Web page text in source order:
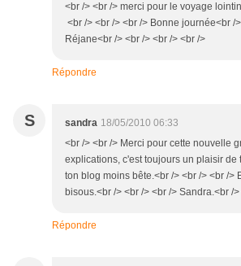
<br /> <br /> merci pour le voyage
<br /> <br /> <br /> Bonne journée<br /
Réjane<br /> <br /> <br /> <br />
Répondre
S sandra 18/05/2010 06:33
<br /> <br /> Merci pour cette nouvelle
explications, c'est toujours un plaisir de
ton blog moins bête.<br /> <br /> <br />
bisous.<br /> <br /> <br /> Sandra.<br /
Répondre